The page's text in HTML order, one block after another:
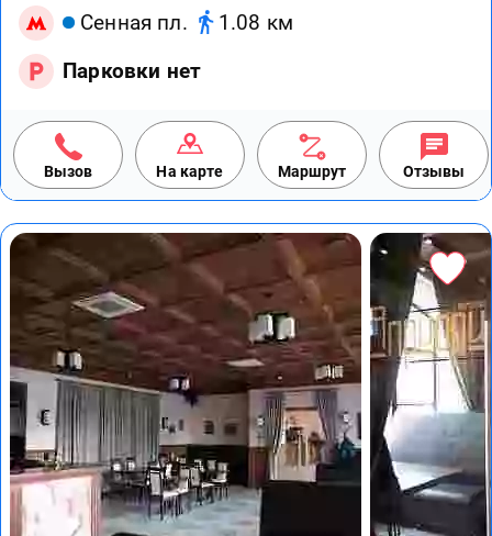
Сенная пл.
1.08 км
Парковки нет
Вызов На карте Маршрут Отзывы